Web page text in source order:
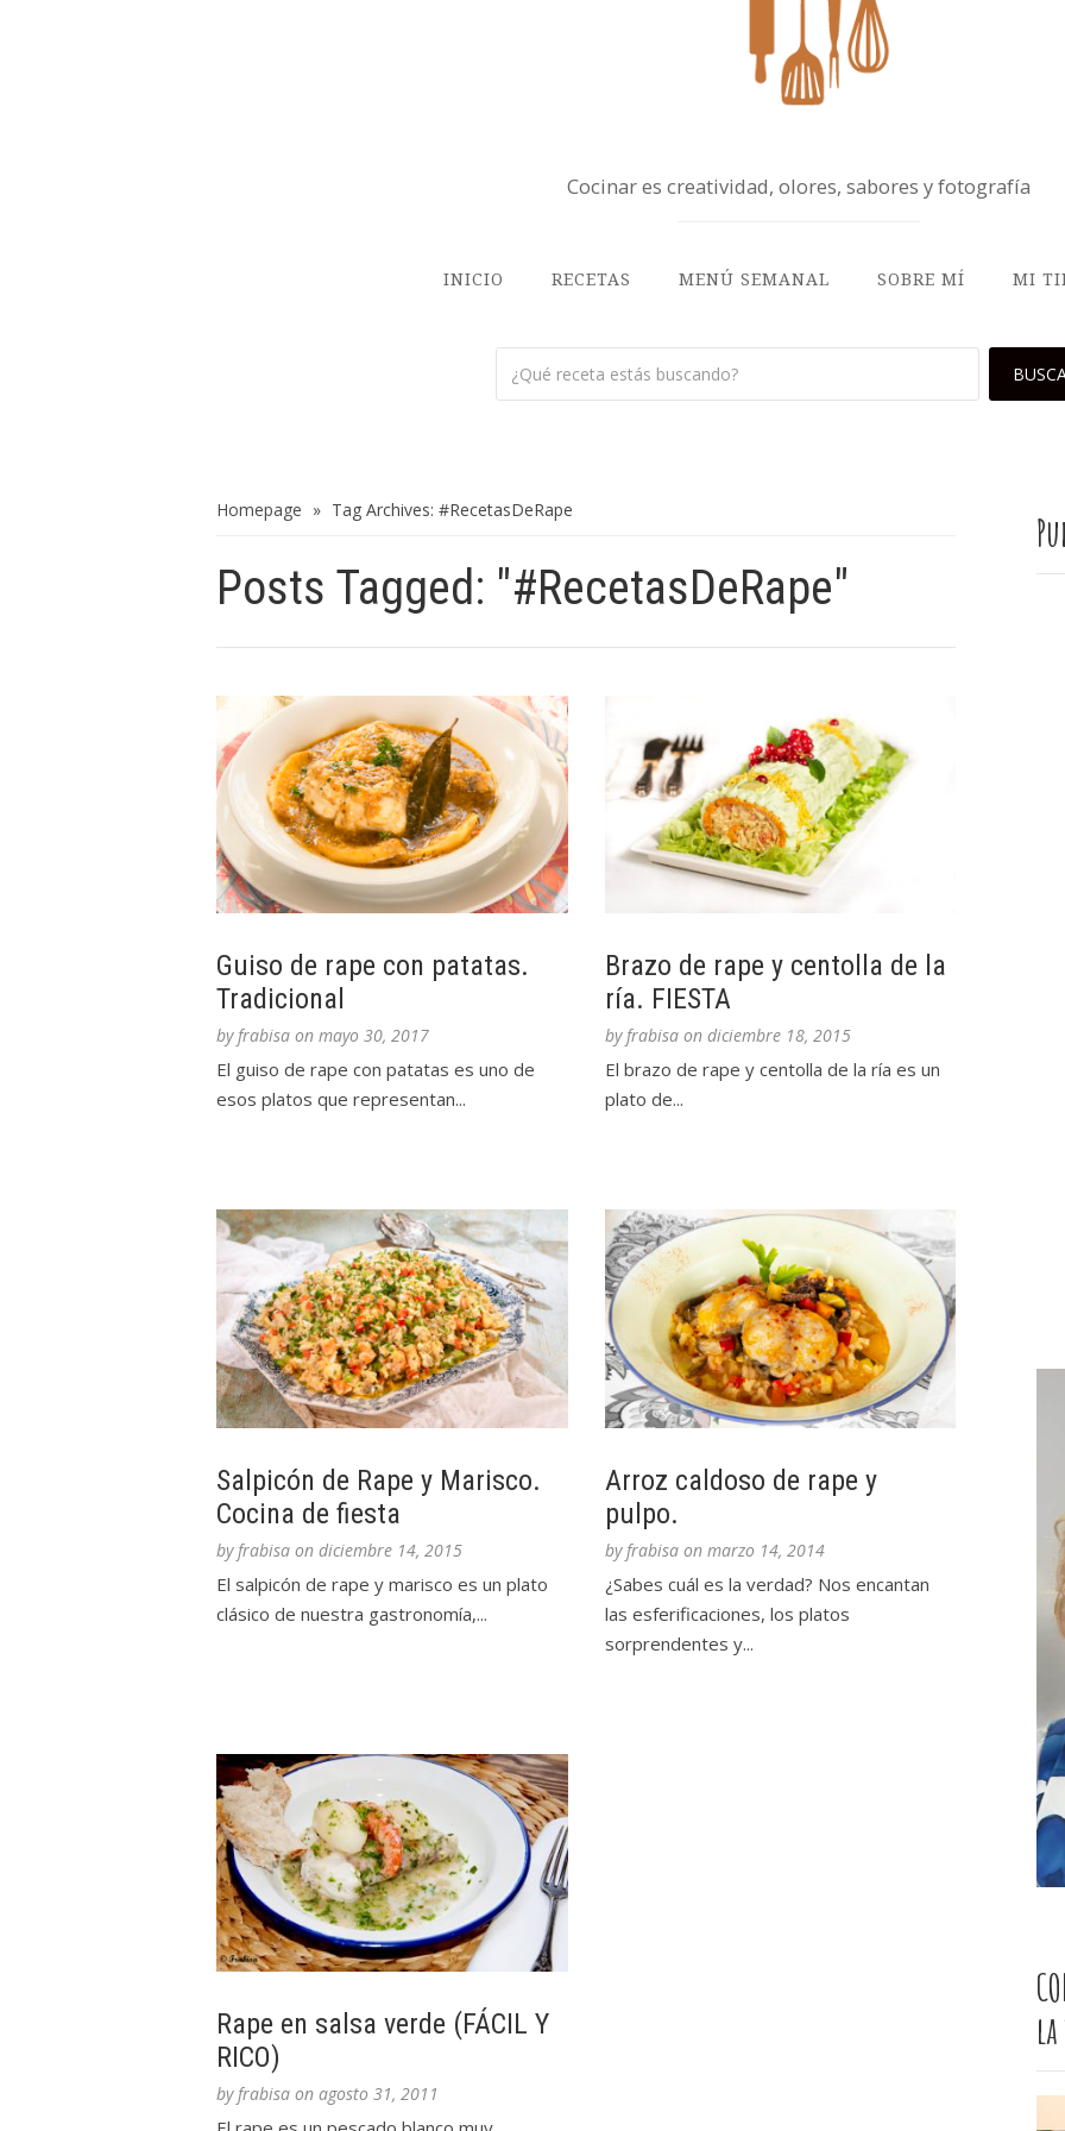
Cocinar es creatividad, olores, sabores y fotografía
INICIO RECETAS MENÚ SEMANAL SOBRE MÍ MI
Homepage » Tag Archives: #RecetasDeRape
Posts Tagged: "#RecetasDeRape"
Guiso de rape con patatas.
Tradicional
byfrabisa on mayo 30, 2017
El guiso de rape con patatas es uno de
esos platos que representan...
Brazo de rape y centolla de la
ría. FIESTA
byfrabisa on diciembre 18, 2015
El brazo de rape y centolla de la ría es un
plato de...
Salpicón de Rape y Marisco.
Cocina de fiesta
byfrabisa on diciembre 14, 2015
El salpicón de rape y marisco es un plato
clásico de nuestra gastronomía,...
Arroz caldoso de rape y
pulpo.
byfrabisa on marzo 14, 2014
¿Sabes cuál es la verdad? Nos encantan
las esferificaciones, los platos
sorprendentes y...
Rape en salsa verde (FÁCIL Y
RICO)
byfrabisa on agosto 31, 2011